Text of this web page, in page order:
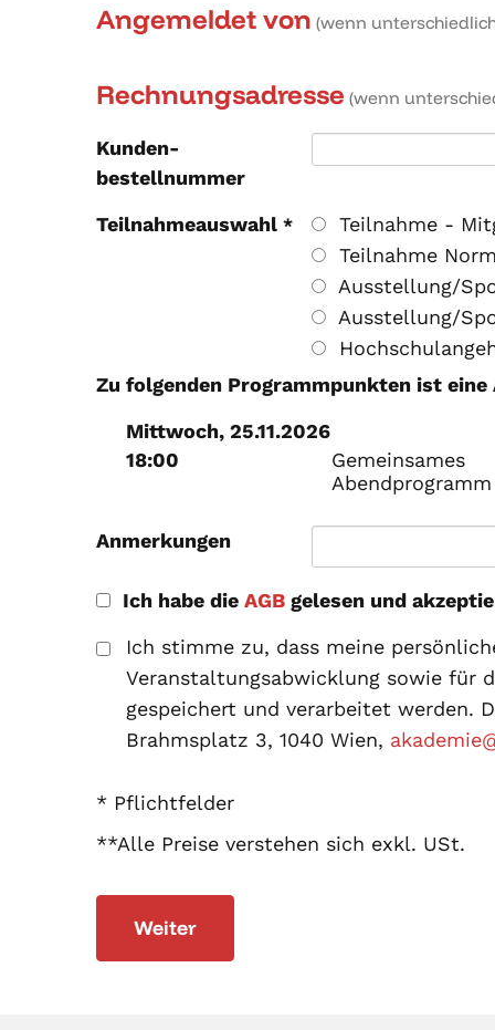
Angemeldet von (wenn
Rechnungsadresse (wenn
Kunden­
bestellnummer
Teilnahmeauswahl *
Teilnahme -
Teilnahme
Ausstellung/
Ausstellung/
Zu folgenden Programmpunkten ist
Mittwoch, 25.11.2026
18:00
Gemeinsames
Abendprogramm
Anmerkungen
Ich habe die AGB gelesen und
Ich stimme zu, dass meine
Veranstaltungsabwicklung sowie für
gespeichert und verarbeitet werden.
Brahmsplatz 3, 1040 Wien,
* Pflichtfelder
**Alle Preise verstehen sich exkl. USt.
Weiter